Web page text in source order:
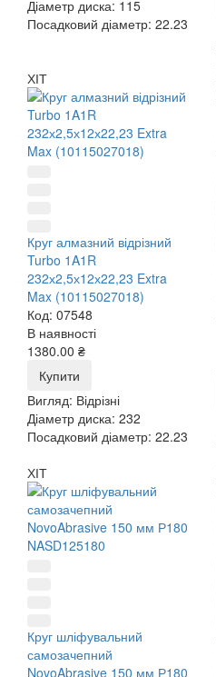
Діаметр диска: 115
Посадковий діаметр: 22.23
ХІТ
Круг алмазний відрізний
Turbo 1A1R
232х2,5х12х22,23 Extra
Max (10115027018)
Код: 07548
В наявності
1380.00 ₴
Купити
Вигляд: Відрізні
Діаметр диска: 232
Посадковий діаметр: 22.23
ХІТ
Круг шліфувальний
самозачепний
NovoAbrasive 150 мм Р180